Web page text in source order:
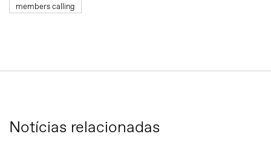
members calling
Notícias relacionadas